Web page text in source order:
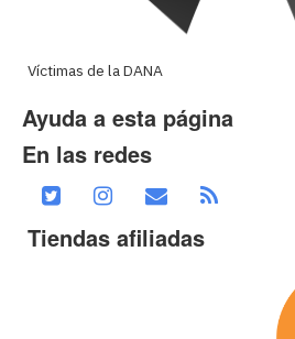
Víctimas de la DANA
Ayuda a esta página
En las redes
Tiendas afiliadas